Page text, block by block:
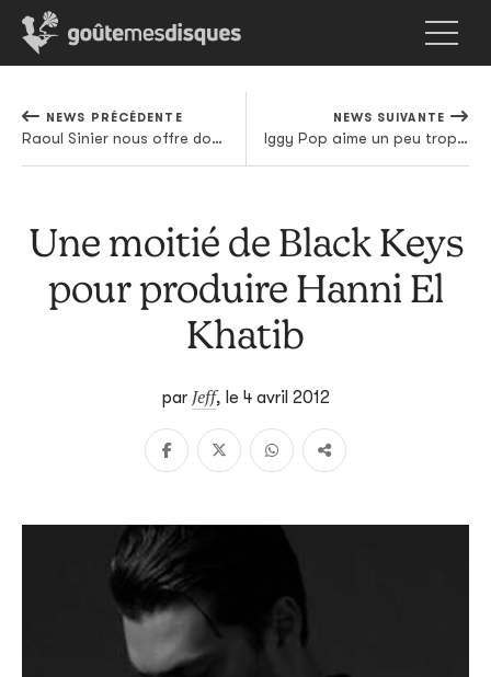
NEWS PRÉCÉDENTE
Raoul Sinier nous offre douze reprises
NEWS SUIVANTE
Iggy Pop aime un peu trop la France à notre goût
Une moitié de Black Keys
pour produire Hanni El
Khatib
par Jeff, le 4 avril 2012